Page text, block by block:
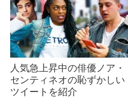
人気急上昇中の俳優ノア・
センティネオの恥ずかしい
ツイートを紹介